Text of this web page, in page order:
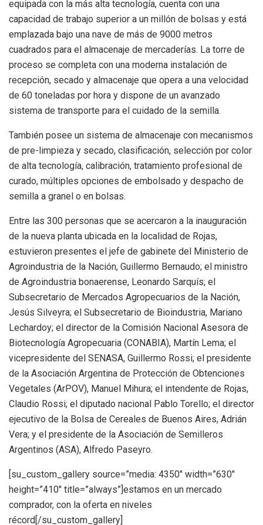
equipada con la más alta tecnología, cuenta con una
capacidad de trabajo superior a un millón de bolsas y está
emplazada bajo una nave de más de 9000 metros
cuadrados para el almacenaje de mercaderías. La torre de
proceso se completa con una moderna instalación de
recepción, secado y almacenaje que opera a una velocidad
de 60 toneladas por hora y dispone de un avanzado
sistema de transporte para el cuidado de la semilla.
También posee un sistema de almacenaje con mecanismos
de pre-limpieza y secado, clasificación, selección por color
de alta tecnología, calibración, tratamiento profesional de
curado, múltiples opciones de embolsado y despacho de
semilla a granel o en bolsas.
Entre las 300 personas que se acercaron a la inauguración
de la nueva planta ubicada en la localidad de Rojas,
estuvieron presentes el jefe de gabinete del Ministerio de
Agroindustria de la Nación, Guillermo Bernaudo; el ministro
de Agroindustria bonaerense, Leonardo Sarquís; el
Subsecretario de Mercados Agropecuarios de la Nación,
Jesús Silveyra; el Subsecretario de Bioindustria, Mariano
Lechardoy; el director de la Comisión Nacional Asesora de
Biotecnología Agropecuaria (CONABIA), Martín Lema; el
vicepresidente del SENASA, Guillermo Rossi; el presidente
de la Asociación Argentina de Protección de Obtenciones
Vegetales (ArPOV), Manuel Mihura; el intendente de Rojas,
Claudio Rossi; el diputado nacional Pablo Torello; el director
ejecutivo de la Bolsa de Cereales de Buenos Aires, Adrián
Vera; y el presidente de la Asociación de Semilleros
Argentinos (ASA), Alfredo Paseyro.
[su_custom_gallery source=”media: 4350″ width=”630″
height=”410″ title=”always”]estamos en un mercado
comprador, con la oferta en niveles
récord[/su_custom_gallery]